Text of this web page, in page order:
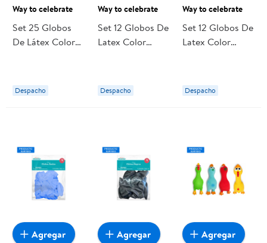
Way to celebrate
Set 25 Globos
De Látex Color
Despacho
Way to celebrate
Set 12 Globos De
Latex Color
Despacho
Way to celebrate
Set 12 Globos De
Latex Color
Despacho
Agregar Agregar Agregar